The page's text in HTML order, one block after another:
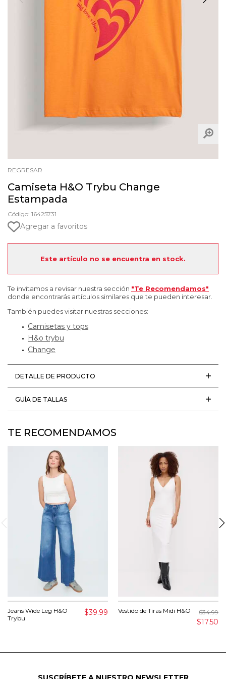
REGRESAR
Camiseta H&O Trybu Change
Estampada
Código: 16425731
Agregar a favoritos
Este artículo no se encuentra en stock.
Te invitamos a revisar nuestra sección "Te Recomendamos"
donde encontrarás artículos similares que te pueden interesar.
También puedes visitar nuestras secciones:
Camisetas y tops
H&o trybu
Change
DETALLE DE PRODUCTO
GUÍA DE TALLAS
TE RECOMENDAMOS
Jeans Wide Leg H&O
Trybu
$39.99 Vestido de Tiras Midi H&O $34.99
$17.50